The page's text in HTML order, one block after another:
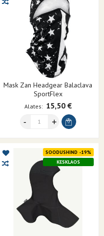
Mask Zan Headgear Balaclava
SportFlex
Alates 15,50 €
SOODUSHIND -19%
KESKLAOS